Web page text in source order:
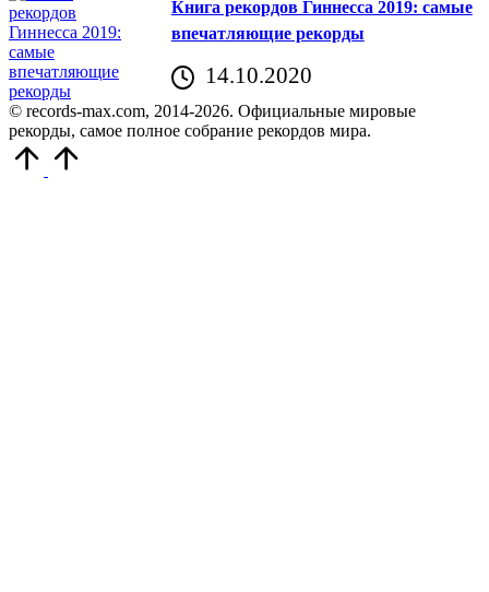
Книга рекордов Гиннесса 2019: самые
впечатляющие рекорды
14.10.2020
© records-max.com, 2014-2026. Официальные мировые
рекорды, самое полное собрание рекордов мира.